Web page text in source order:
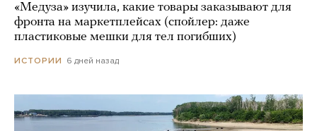
«Медуза» изучила, какие товары заказывают для
фронта на маркетплейсах (спойлер: даже
пластиковые мешки для тел погибших)
ИСТОРИИ 6 дней назад